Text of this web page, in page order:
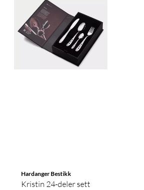
Hardanger Bestikk
Kristin 24-deler sett